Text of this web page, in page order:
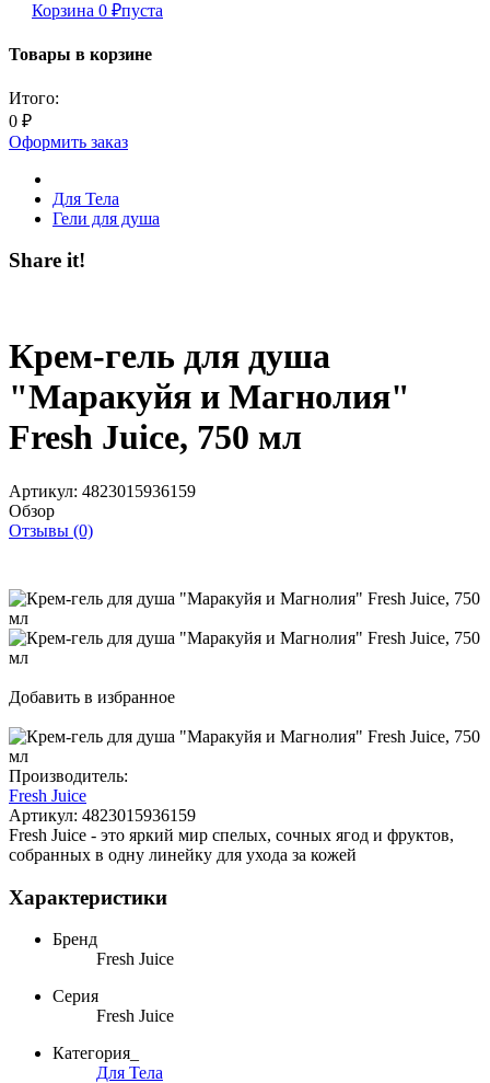
Корзина 0 ₽пуста
Товары в корзине
Итого:
0 ₽
Оформить заказ
Для Тела
Гели для душа
Share it!
Крем-гель для душа
"Маракуйя и Магнолия"
Fresh Juice, 750 мл
Артикул: 4823015936159
Обзор
Отзывы (0)
Добавить в избранное
Производитель:
Fresh Juice
Артикул: 4823015936159
Fresh Juice - это яркий мир спелых, сочных ягод и фруктов,
собранных в одну линейку для ухода за кожей
Характеристики
Бренд
Fresh Juice
Серия
Fresh Juice
Категория_
Для Тела